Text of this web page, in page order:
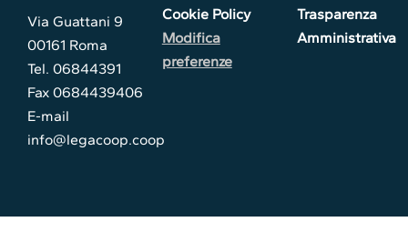
Via Guattani 9
00161 Roma
Tel. 06844391
Fax 0684439406
E-mail
info@legacoop.coop
Cookie Policy
Modifica
preferenze
Trasparenza
Amministrativa